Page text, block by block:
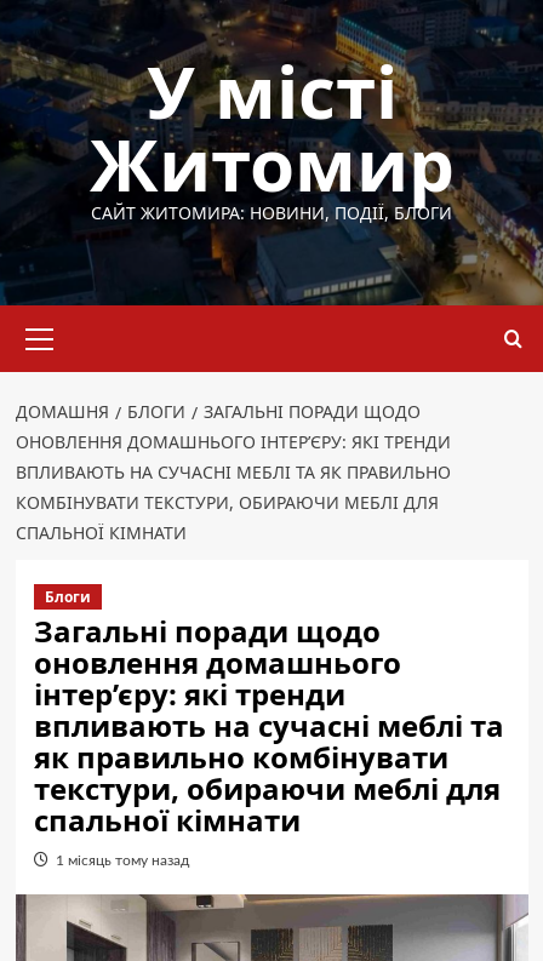
Перейти
до
вмісту
У місті
Житомир
САЙТ ЖИТОМИРА: НОВИНИ, ПОДІЇ, БЛОГИ
меню
ДОМАШНЯ БЛОГИ
ЗАГАЛЬНІ ПОРАДИ ЩОДО
ОНОВЛЕННЯ ДОМАШНЬОГО ІНТЕР’ЄРУ: ЯКІ ТРЕНДИ
ВПЛИВАЮТЬ НА СУЧАСНІ МЕБЛІ ТА ЯК ПРАВИЛЬНО
КОМБІНУВАТИ ТЕКСТУРИ, ОБИРАЮЧИ МЕБЛІ ДЛЯ
СПАЛЬНОЇ КІМНАТИ
Блоги
Загальні поради щодо
оновлення домашнього
інтер’єру: які тренди
впливають на сучасні меблі та
як правильно комбінувати
текстури, обираючи меблі для
спальної кімнати
1 місяць тому назад